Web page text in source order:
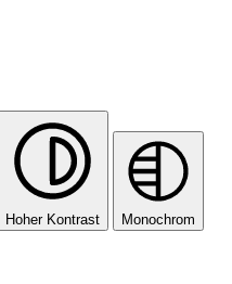
Hoher Kontrast Monochrom